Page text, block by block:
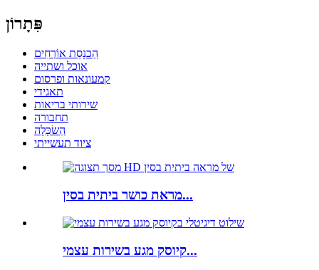
פִּתָרוֹן
הַכנָסַת אוֹרְחִים
אוכל ושתייה
קמעונאות ופרסום
תאגידי
שירותי בריאות
תחבורה
הַשׂכָּלָה
ציוד תעשייתי
מראת כושר ביתית בסין...
קיוסק מגע בשירות עצמי...